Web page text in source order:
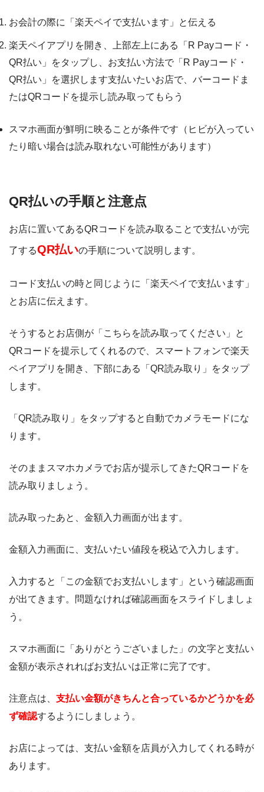
お会計の際に「楽天ペイで支払います」と伝える
楽天ペイアプリを開き、
上部左上にある「R Payコード・
QR払い」をタップし、お支払い方法で「R Payコード・
QR払い」を選択します支払いたいお店で、バーコードま
たはQRコードを提示し読み取ってもらう
スマホ画面が鮮明に映ることが条件です（ヒビが入ってい
たり暗い場合は読み取れない可能性があります）
QR払いの手順と注意点
お店に置いてあるQRコードを読み取ることで支払いが完
了するQR払いの手順について説明します。
コード支払いの時と同じように「楽天ペイで支払います」
とお店に伝えます。
そうするとお店側が「こちらを読み取ってください」と
QRコードを提示してくれるので、スマートフォンで楽天
ペイアプリを開き、下部にある「QR読み取り」をタップ
します。
「QR読み取り」をタップすると自動でカメラモードにな
ります。
そのままスマホカメラでお店が提示してきたQRコードを
読み取りましょう。
読み取ったあと、金額入力画面が出ます。
金額入力画面に、支払いたい値段を税込で入力します。
入力すると「この金額でお支払いします」という確認画面
が出てきます。問題なければ確認画面をスライドしましょ
う。
スマホ画面に「ありがとうございました」の文字と支払い
金額が表示されればお支払いは正常に完了です。
注意点は、 支払い金額がきちんと合っているかどうかを必
ず確認するようにしましょう。
お店によっては、支払い金額を店員が入力してくれる時が
あります。